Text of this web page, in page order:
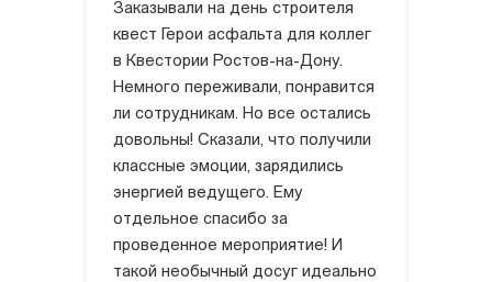
Заказывали на день строителя
квест Герои асфальта для коллег
в Квестории Ростов-на-Дону.
Немного переживали, понравится
ли сотрудникам. Но все остались
довольны! Сказали, что получили
классные эмоции, зарядились
энергией ведущего. Ему
отдельное спасибо за
проведенное мероприятие! И
такой необычный досуг идеально